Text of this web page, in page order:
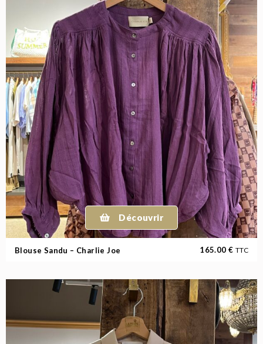
Découvrir
Blouse Sandu – Charlie Joe 165.00 € TTC